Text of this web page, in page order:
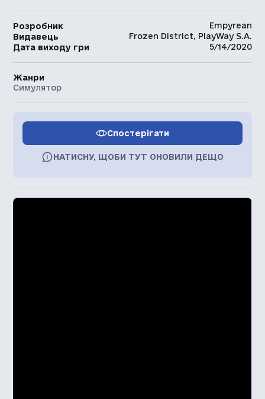
Розробник
Empyrean
Видавець
Frozen District, PlayWay S.A.
Дата виходу гри
5/14/2020
Жанри
Симулятор
Спостерігати
НАТИСНУ, ЩОБИ ТУТ ОНОВИЛИ ДЕЩО